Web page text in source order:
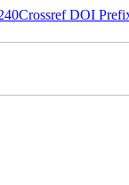
Crossref DOI